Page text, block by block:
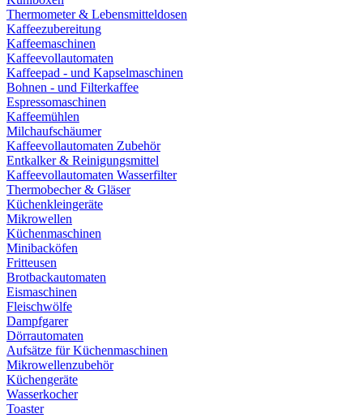
Thermometer & Lebensmitteldosen
Kaffeezubereitung
Kaffeemaschinen
Kaffeevollautomaten
Kaffeepad - und Kapselmaschinen
Bohnen - und Filterkaffee
Espressomaschinen
Kaffeemühlen
Milchaufschäumer
Kaffeevollautomaten Zubehör
Entkalker & Reinigungsmittel
Kaffeevollautomaten Wasserfilter
Thermobecher & Gläser
Küchenkleingeräte
Mikrowellen
Küchenmaschinen
Minibacköfen
Fritteusen
Brotbackautomaten
Eismaschinen
Fleischwölfe
Dampfgarer
Dörrautomaten
Aufsätze für Küchenmaschinen
Mikrowellenzubehör
Küchengeräte
Wasserkocher
Toaster